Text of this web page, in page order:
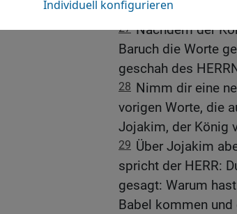
ergreifen. Aber der
27 Nachdem der
Baruch die Worte
geschah des
28 Nimm dir eine
vorigen Worte, die
Jojakim, der König
29 Über Jojakim
spricht der HERR:
gesagt: Warum
Babel kommen